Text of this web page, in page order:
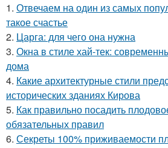
1. Отвечаем на один из самых
такое счастье
2. Царга: для чего она нужна
3. Окна в стиле хай-тек:
дома
4. Какие архитектурные стили
исторических зданиях Кирова
5. Как правильно посадить
обязательных правил
6. Секреты 100% приживаемости